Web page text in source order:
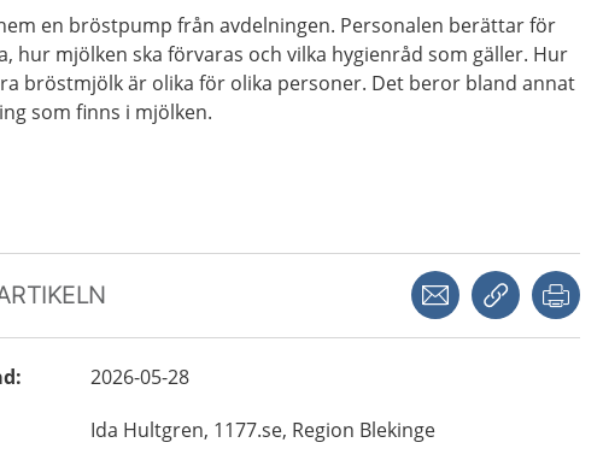
en bröstpump från avdelningen. Personalen berättar för
hur mjölken ska förvaras och vilka hygienråd som gäller. Hur
bröstmjölk är olika för olika personer. Det beror bland annat
som finns i mjölken.
Dela via mejlKopiera länk
:
2026-05-28
Ida Hultgren, 1177.se, Region Blekinge